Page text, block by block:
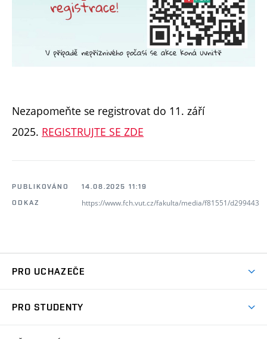
Nezapomeňte se registrovat do 11. září
2025. REGISTRUJTE SE ZDE
PUBLIKOVÁNO
14.08.2025 11:19
ODKAZ
https://www.fch.vut.cz/fakulta/media/f81551/d299443
PRO UCHAZEČE
PRO STUDENTY